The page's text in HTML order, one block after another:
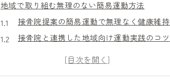
地域で取り組む無理のない簡易運動方法
接骨院提案の簡易運動で無理なく健康維持
接骨院と連携した地域向け運動実践のコツ